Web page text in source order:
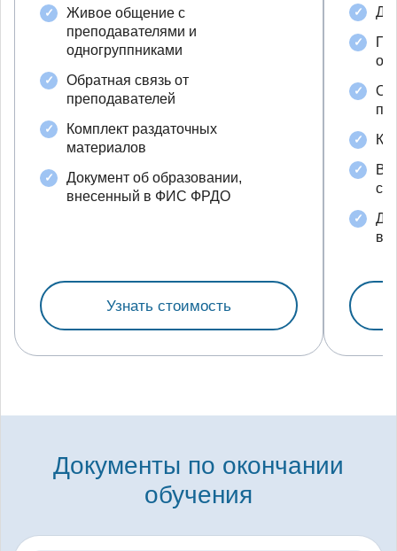
Живое общение с
преподавателями и
одногруппниками
Обратная связь от
преподавателей
Комплект раздаточных
материалов
Документ об образовании,
внесенный в ФИС ФРДО
Узнать стоимость
с
Документы по окончании
обучения